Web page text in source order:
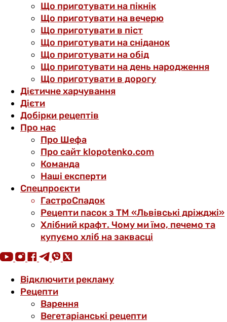
Що приготувати на пікнік
Що приготувати на вечерю
Що приготувати в піст
Що приготувати на сніданок
Що приготувати на обід
Що приготувати на день народження
Що приготувати в дорогу
Дієтичне харчування
Дієти
Добірки рецептів
Про нас
Про Шефа
Про сайт klopotenko.com
Команда
Наші експерти
Спецпроєкти
ГастроСпадок
Рецепти пасок з ТМ «Львівські дріжджі»
Хлібний крафт. Чому ми їмо, печемо та
купуємо хліб на заквасці
Відключити рекламу
Рецепти
Варення
Вегетаріанські рецепти